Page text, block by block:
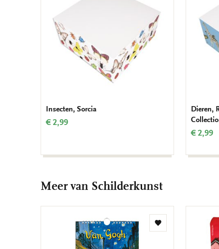
Insecten, Sorcia
€ 2,99
Dieren,
€ 2,99
Meer van Schilderkunst
Toevoegen